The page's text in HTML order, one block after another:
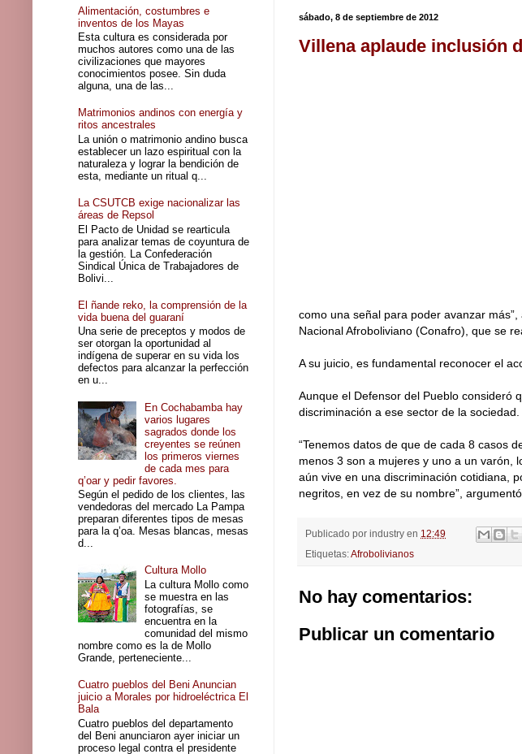
sábado, 8 de septiembre de 2012
Villena aplaude inclusión
como una señal para poder avanzar
Nacional Afroboliviano (Conafro), que se
A su juicio, es fundamental reconocer el
Aunque el Defensor del Pueblo consideró
discriminación a ese sector de la sociedad.
“Tenemos datos de que de cada 8 casos
menos 3 son a mujeres y uno a un varón,
aún vive en una discriminación cotidiana,
negritos, en vez de su nombre”,
Publicado por industry en 12:49
Etiquetas:Afrobolivianos
No hay comentarios:
Publicar un comentario
Alimentación, costumbres e
inventos de los Mayas
Esta cultura es considerada por
muchos autores como una de las
civilizaciones que mayores
conocimientos posee. Sin duda
alguna, una de las...
Matrimonios andinos con energía y
ritos ancestrales
La unión o matrimonio andino busca
establecer un lazo espiritual con la
naturaleza y lograr la bendición de
esta, mediante un ritual q...
La CSUTCB exige nacionalizar las
áreas de Repsol
El Pacto de Unidad se rearticula
para analizar temas de coyuntura de
la gestión. La Confederación
Sindical Única de Trabajadores de
Bolivi...
El ñande reko, la comprensión de la
vida buena del guaraní
Una serie de preceptos y modos de
ser otorgan la oportunidad al
indígena de superar en su vida los
defectos para alcanzar la perfección
en u...
En Cochabamba hay
varios lugares
sagrados donde los
creyentes se reúnen
los primeros viernes
de cada mes para
q’oar y pedir favores.
Según el pedido de los clientes, las
vendedoras del mercado La Pampa
preparan diferentes tipos de mesas
para la q’oa. Mesas blancas, mesas
d...
Cultura Mollo
La cultura Mollo como
se muestra en las
fotografías, se
encuentra en la
comunidad del mismo
nombre como es la de Mollo
Grande, perteneciente...
Cuatro pueblos del Beni Anuncian
juicio a Morales por hidroeléctrica El
Bala
Cuatro pueblos del departamento
del Beni anunciaron ayer iniciar un
proceso legal contra el presidente